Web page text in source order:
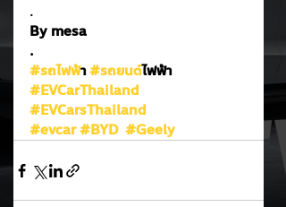
.
By mesa
.
#รถไฟฟ้า #รถยนต์ไฟฟ้า
#EVCarThailand
#EVCarsThailand
#evcar#BYD #Geely